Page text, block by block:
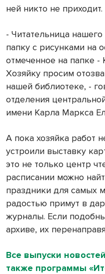
ней никто не приходит.
- Читательница
папку с рисунками на
отмеченное на папке -
Хозяйку просим
нашей библиотеке, -
отделения
имени Карла Маркса
А пока хозяйка работ
устроили выставку
это не только центр
расписании можно
праздники для самых
радостью примут в
журналы. Если
архиве, их
Все выпуски
также программы